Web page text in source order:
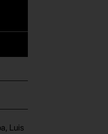
Luis